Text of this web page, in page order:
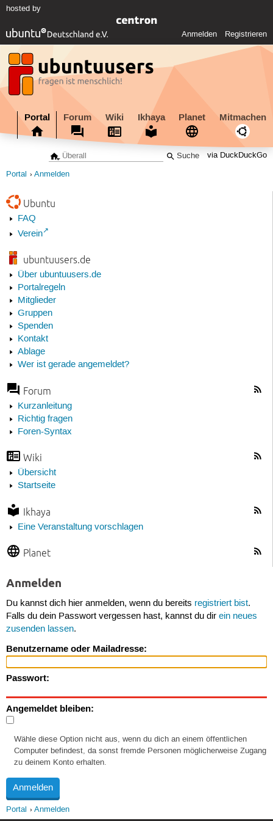
hosted by
Anmelden Registrieren
Portal Forum Wiki Ikhaya Planet Mitmachen
via DuckDuckGo
Portal Anmelden
Ubuntu
FAQ
Verein
ubuntuusers.de
Über ubuntuusers.de
Portalregeln
Mitglieder
Gruppen
Spenden
Kontakt
Ablage
Wer ist gerade angemeldet?
Forum
Kurzanleitung
Richtig fragen
Foren-Syntax
Wiki
Übersicht
Startseite
Ikhaya
Eine Veranstaltung vorschlagen
Planet
Anmelden
Du kannst dich hier anmelden, wenn du bereits registriert bist.
Falls du dein Passwort vergessen hast, kannst du dir ein neues
zusenden lassen.
Benutzername oder Mailadresse:
Passwort:
Angemeldet bleiben:
Wähle diese Option nicht aus, wenn du dich an einem öffentlichen
Computer befindest, da sonst fremde Personen möglicherweise Zugang
zu deinem Konto erhalten.
Portal Anmelden